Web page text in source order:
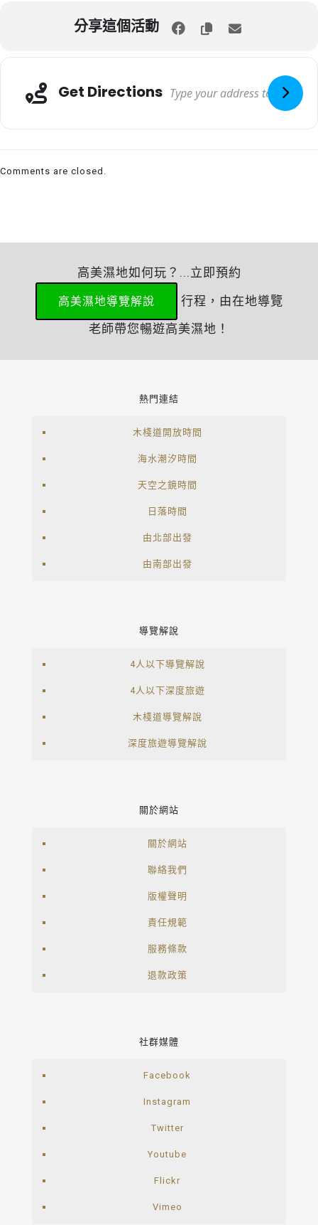
分享這個活動
Get Directions
Comments are closed.
高美濕地如何玩？...立即預約
高美濕地導覽解說
行程，由在地導覽
老師帶您暢遊高美濕地！
熱門連結
木棧道開放時間
海水潮汐時間
天空之鏡時間
日落時間
由北部出發
由南部出發
導覽解說
4人以下導覽解說
4人以下深度旅遊
木棧道導覽解說
深度旅遊導覽解說
關於網站
關於網站
聯絡我們
版權聲明
責任規範
服務條款
退款政策
社群媒體
Facebook
Instagram
Twitter
Youtube
Flickr
Vimeo